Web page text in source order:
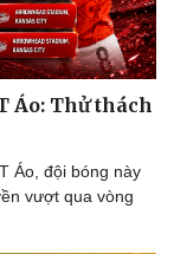
Áo: Thử thách
Áo, đội bóng này
vượt qua vòng